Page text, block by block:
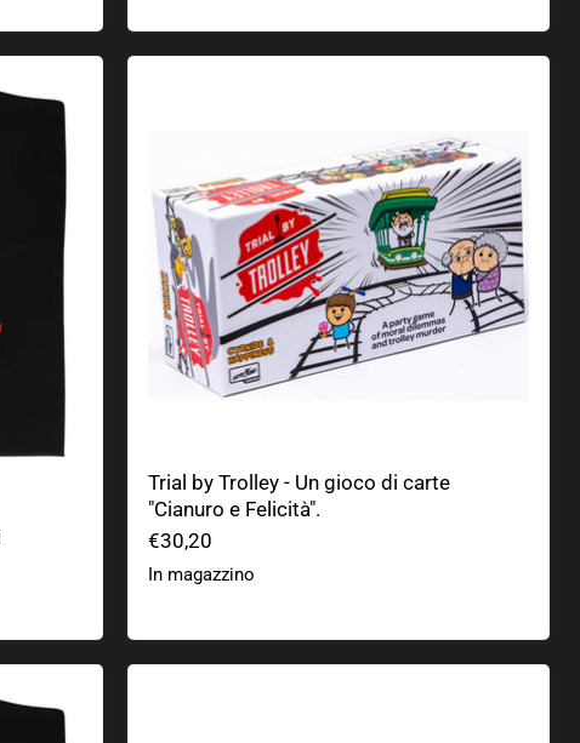
Trial by Trolley - Un gioco di carte
"Cianuro e Felicità".
€30,20
In magazzino